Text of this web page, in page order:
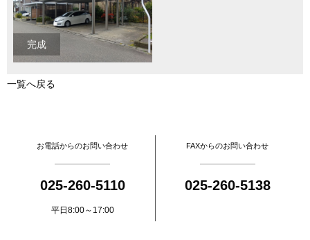
完成
一覧へ戻る
お電話からのお問い合わせ
025-260-5110
平日8:00～17:00
FAXからのお問い合わせ
025-260-5138